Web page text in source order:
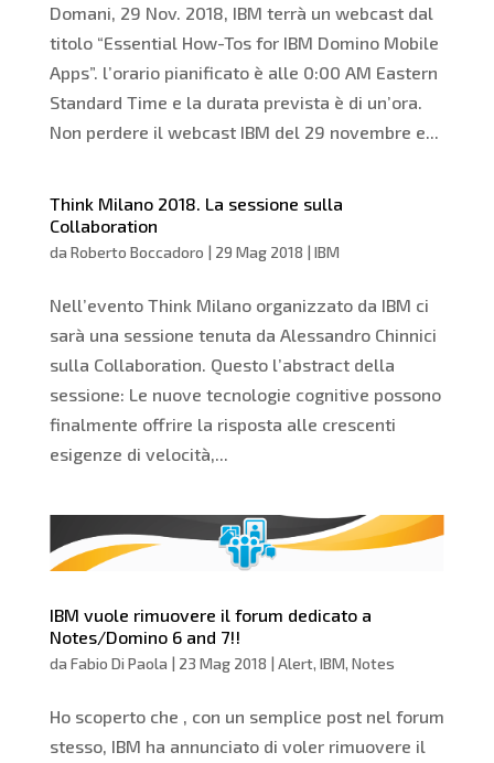
Domani, 29 Nov. 2018, IBM terrà un webcast dal
titolo “Essential How-Tos for IBM Domino Mobile
Apps”. l’orario pianificato è alle 0:00 AM Eastern
Standard Time e la durata prevista è di un’ora.
Non perdere il webcast IBM del 29 novembre e...
Think Milano 2018. La sessione sulla
Collaboration
da Roberto Boccadoro | 29 Mag 2018 | IBM
Nell’evento Think Milano organizzato da IBM ci
sarà una sessione tenuta da Alessandro Chinnici
sulla Collaboration. Questo l’abstract della
sessione: Le nuove tecnologie cognitive possono
finalmente offrire la risposta alle crescenti
esigenze di velocità,...
IBM vuole rimuovere il forum dedicato a
Notes/Domino 6 and 7!!
da Fabio Di Paola | 23 Mag 2018 | Alert, IBM, Notes
Ho scoperto che , con un semplice post nel forum
stesso, IBM ha annunciato di voler rimuovere il